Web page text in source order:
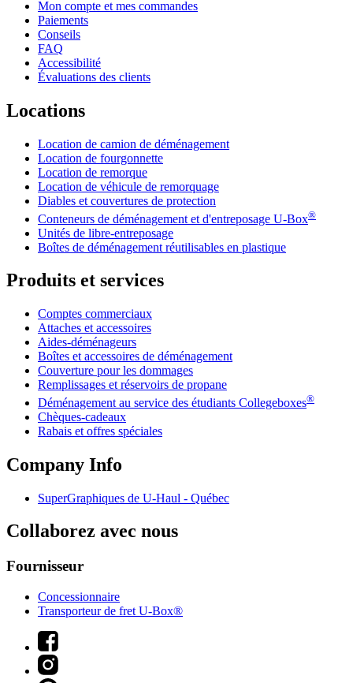
Mon compte et mes commandes
Paiements
Conseils
FAQ
Accessibilité
Évaluations des clients
Locations
Location de camion de déménagement
Location de fourgonnette
Location de remorque
Location de véhicule de remorquage
Diables et couvertures de protection
Conteneurs de déménagement et d'entreposage U-Box®
Unités de libre-entreposage
Boîtes de déménagement réutilisables en plastique
Produits et services
Comptes commerciaux
Attaches et accessoires
Aides-déménageurs
Boîtes et accessoires de déménagement
Couverture pour les dommages
Remplissages et réservoirs de propane
Déménagement au service des étudiants Collegeboxes®
Chèques-cadeaux
Rabais et offres spéciales
Company Info
SuperGraphiques de U-Haul - Québec
Collaborez avec nous
Fournisseur
Concessionnaire
Transporteur de fret U-Box®